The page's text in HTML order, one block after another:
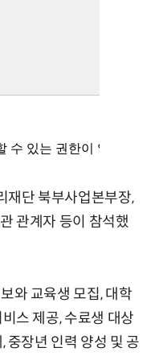
재단 북부사업본부장,
관계자 등이 참석했
와 교육생 모집, 대학
스 제공, 수료생 대상
중장년 인력 양성 및 공